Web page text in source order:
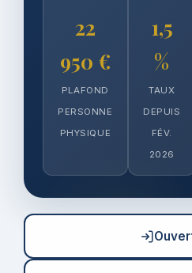
22
950 €
PLAFOND
PERSONNE
PHYSIQUE
1,5
%
TAUX
DEPUIS
FÉV.
2026